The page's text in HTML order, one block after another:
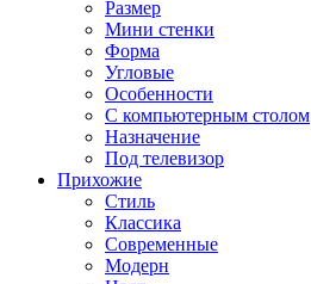
Размер
Мини стенки
Форма
Угловые
Особенности
С компьютерным столом
Назначение
Под телевизор
Прихожие
Стиль
Классика
Современные
Модерн